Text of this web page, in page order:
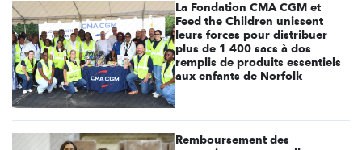
La Fondation CMA CGM et
Feed the Children unissent
leurs forces pour distribuer
plus de 1 400 sacs à dos
remplis de produits essentiels
aux enfants de Norfolk
Remboursement des